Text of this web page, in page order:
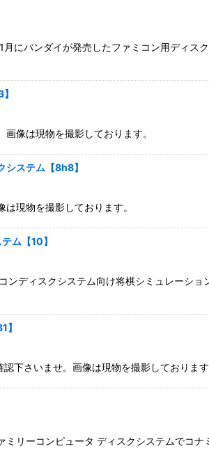
にバンダイが発売したファミコン用ディ
像は現物を撮影しております。
ステム【8h8】
現物を撮影しております。
ム【10】
ンディスクシステム向け将棋シミュレーシ
下さいませ。画像は現物を撮影しております
ミリーコンピュータ ディスクシステムでコ